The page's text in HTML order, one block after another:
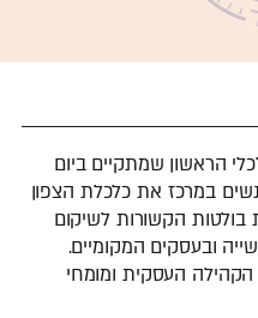
הראשון שמתקיים ביום
במרכז את כלכלת הצפון
בולטות הקשורות לשיקום
ובעסקים המקומיים.
הקהילה העסקית ומומחי